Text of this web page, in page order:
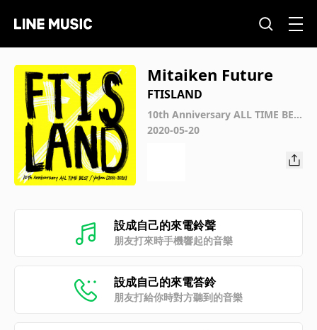
Mitaiken Future
FTISLAND
10th Anniversary ALL TIME BES
T / Yellow [2010-2020]
2020-05-20
設成自己的來電鈴聲
朋友打來時手機響起的音樂
設成自己的來電答鈴
朋友打給你時對方聽到的音樂